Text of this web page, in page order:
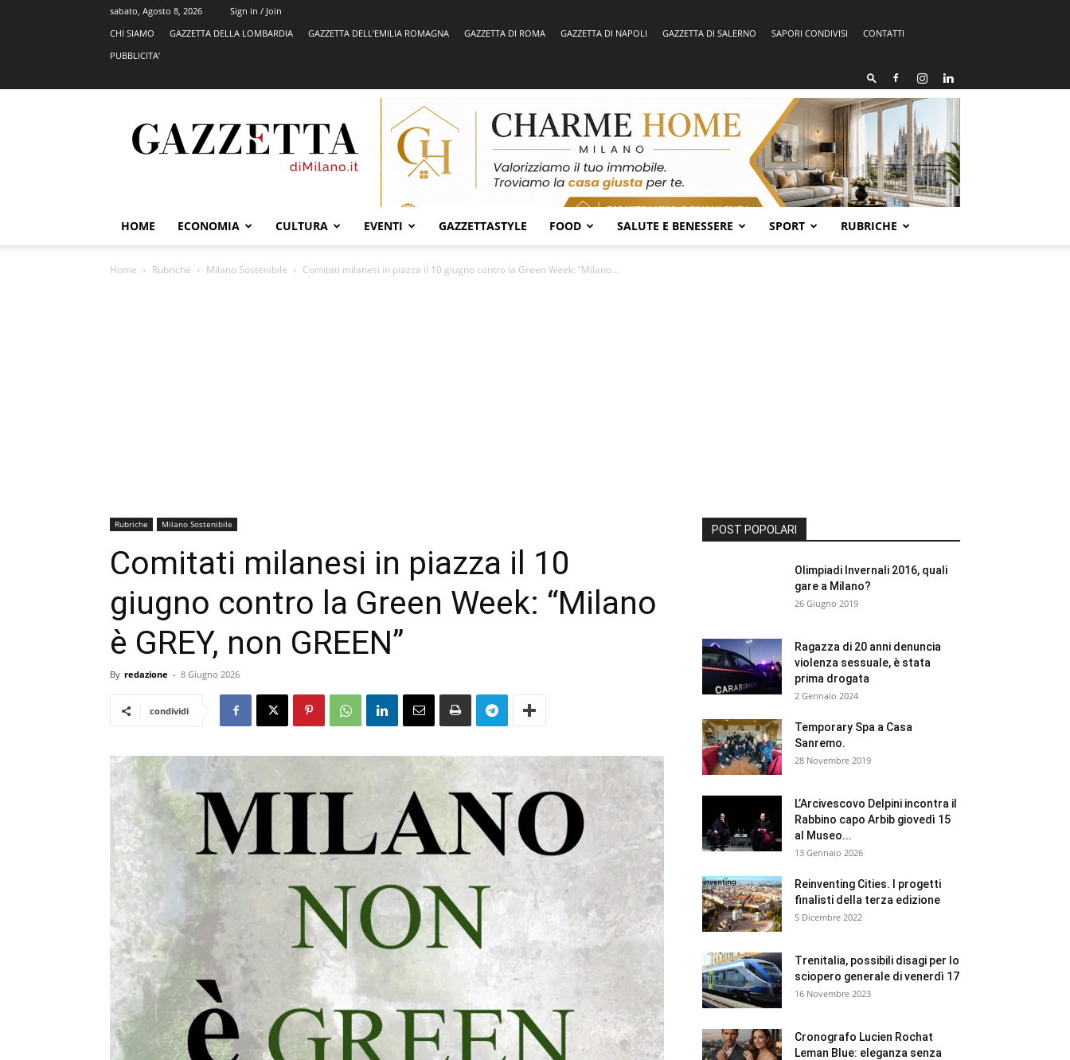
sabato, Agosto 8, 2026
Sign in / Join
CHI SIAMO
GAZZETTA DELLA LOMBARDIA GAZZETTA DELL’EMILIA ROMAGNA GAZZETTA DI ROMA GAZZETTA DI NAPOLI GAZZETTA DI SALERNO SAPORI CONDIVISI
CONTATTI
PUBBLICITA’
HOME ECONOMIA CULTURA EVENTI GAZZETTASTYLE FOOD SALUTE E BENESSERE SPORT RUBRICHE
Home Rubriche Milano Sostenibile Comitati milanesi in piazza il 10 giugno contro la Green Week: “Milano...
Rubriche Milano Sostenibile
Comitati milanesi in piazza il 10
giugno contro la Green Week: “Milano
è GREY, non GREEN”
By redazione - 8 Giugno 2026
condividi
POST POPOLARI
Olimpiadi Invernali 2016, quali
gare a Milano?
26 Giugno 2019
Ragazza di 20 anni denuncia
violenza sessuale, è stata
prima drogata
2 Gennaio 2024
Temporary Spa a Casa
Sanremo.
28 Novembre 2019
L’Arcivescovo Delpini incontra il
Rabbino capo Arbib giovedì 15
al Museo...
13 Gennaio 2026
Reinventing Cities. I progetti
finalisti della terza edizione
5 Dicembre 2022
Trenitalia, possibili disagi per lo
sciopero generale di venerdì 17
16 Novembre 2023
Cronografo Lucien Rochat
Leman Blue: eleganza senza